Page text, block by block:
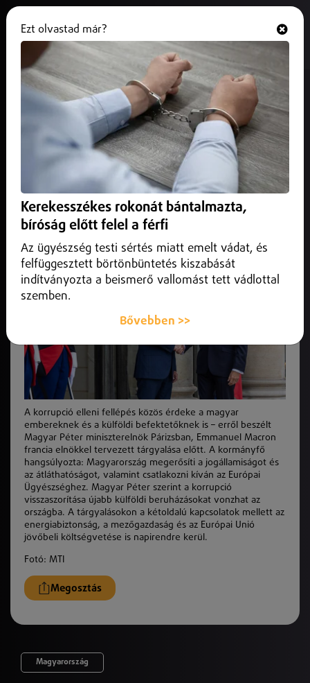
Új stratégiai megállapodás
készülhet Franciaországgal
2026. június 03. Külföld
A korrupció elleni fellépés közös érdeke a magyar
miniszterelnök Párizsban, Emmanuel Macron francia
elnökkel tervezett tárgyalása előtt.
A korrupció elleni fellépés közös érdeke a magyar
embereknek és a külföldi befektetőknek is – erről beszélt
Magyar Péter miniszterelnök Párizsban, Emmanuel Macron
francia elnökkel tervezett tárgyalása előtt. A kormányfő
hangsúlyozta: Magyarország megerősíti a jogállamiságot és
az átláthatóságot, valamint csatlakozni kíván az Európai
Ügyészséghez. Magyar Péter szerint a korrupció
visszaszorítása újabb külföldi beruházásokat vonzhat az
országba. A tárgyalásokon a kétoldalú kapcsolatok mellett az
energiabiztonság, a mezőgazdaság és az Európai Unió
jövőbeli költségvetése is napirendre kerül.
Fotó: MTI
Megosztás
Magyarország
Ezt olvastad már?
Kerekesszékes rokonát bántalmazta,
bíróság előtt felel a férfi
Az ügyészség testi sértés miatt emelt vádat, és
felfüggesztett börtönbüntetés kiszabását
indítványozta a beismerő vallomást tett vádlottal
szemben.
Bővebben >>